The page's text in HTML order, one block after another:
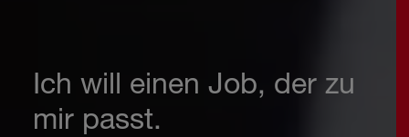
Ich will einen Job, der zu
mir passt.